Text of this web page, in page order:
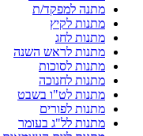
מתנה למפקד/ת
מתנות לקיץ
מתנות לחג
מתנות לראש השנה
מתנות לסוכות
מתנות לחנוכה
מתנות לט"ו בשבט
מתנות לפורים
מתנות לל"ג בעומר